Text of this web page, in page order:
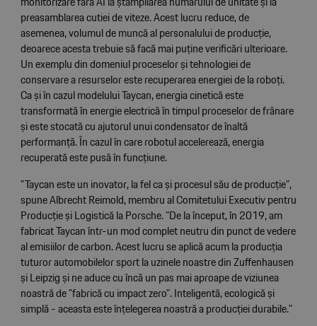
preasamblarea cutiei de viteze. Acest lucru reduce, de
asemenea, volumul de muncă al personalului de producție,
deoarece acesta trebuie să facă mai puține verificări ulterioare.
Un exemplu din domeniul proceselor și tehnologiei de
conservare a resurselor este recuperarea energiei de la roboți.
Ca și în cazul modelului Taycan, energia cinetică este
transformată în energie electrică în timpul proceselor de frânare
și este stocată cu ajutorul unui condensator de înaltă
performanță. În cazul în care robotul accelerează, energia
recuperată este pusă în funcțiune.
"Taycan este un inovator, la fel ca și procesul său de producție",
spune Albrecht Reimold, membru al Comitetului Executiv pentru
Producție și Logistică la Porsche. "De la început, în 2019, am
fabricat Taycan într-un mod complet neutru din punct de vedere
al emisiilor de carbon. Acest lucru se aplică acum la producția
tuturor automobilelor sport la uzinele noastre din Zuffenhausen
și Leipzig și ne aduce cu încă un pas mai aproape de viziunea
noastră de "fabrică cu impact zero". Inteligentă, ecologică și
simplă - aceasta este înțelegerea noastră a producției durabile."